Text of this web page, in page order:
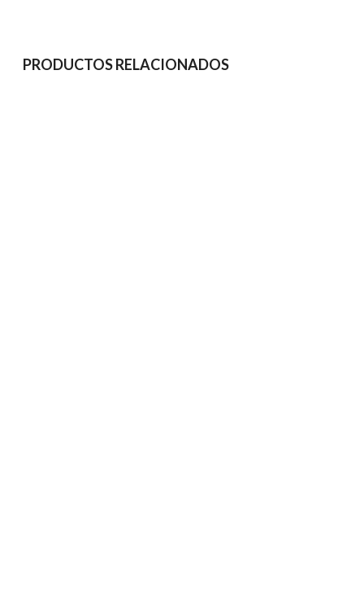
PRODUCTOS RELACIONADOS